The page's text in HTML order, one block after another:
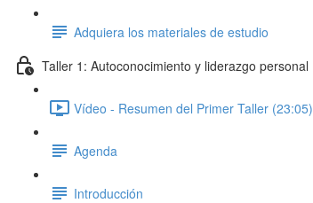
Adquiera los materiales de estudio
Taller 1: Autoconocimiento y liderazgo personal
Vídeo - Resumen del Primer Taller (23:05)
Agenda
Introducción